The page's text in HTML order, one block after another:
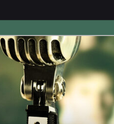
und Forschung